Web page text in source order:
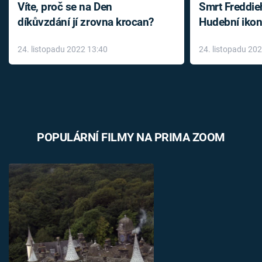
Víte, proč se na Den
díkůvzdání jí zrovna krocan?
24. listopadu 2022 13:40
Smrt
Hudební
léky
24. listopadu
POPULÁRNÍ FILMY NA PRIMA ZOOM